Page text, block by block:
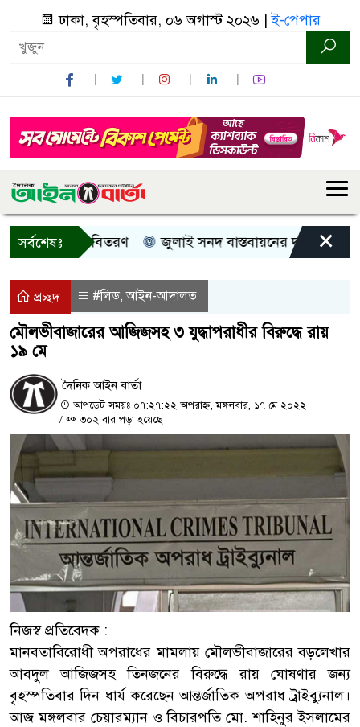
ঢাকা, বৃহস্পতিবার, ০৬ অগাস্ট ২০২৬ |ই-পেপার
সর্বশেষঃ
সহায়তা বিতরণ জুলাই সনদ বাস্তবায়নের দাবিতে×
প্রচ্ছদ #লিড,আইন-আদালত
মৌলভীবাজারের আজিজসহ ৩ যুদ্ধাপরাধীর বিরুদ্ধে রায়
১৯ মে
দৈনিক আইন বার্তা
আপডেট সময়ঃ ০৭:২৭:২২ অপরাহ্ন, মঙ্গলবার, ১৭ মে ২০২২
/
৩০২ বার পড়া হয়েছে
নিজস্ব প্রতিবেদক :
মানবতাবিরোধী অপরাধের মামলায় মৌলভীবাজারের বড়লেখার
আবদুল আজিজসহ তিনজনের বিরুদ্ধে রায় ঘোষণার জন্য
বৃহস্পতিবার দিন ধার্য করেছেন আন্তর্জাতিক অপরাধ ট্রাইব্যুনাল।
আজ মঙ্গলবার চেয়ারম্যান ও বিচারপতি মো. শাহিনুর ইসলামের